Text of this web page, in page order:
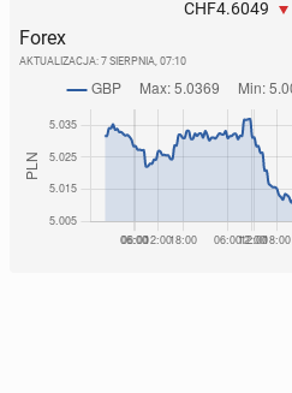
CHF4.6049
Forex
AKTUALIZACJA: 7 SIERPNIA, 07:10